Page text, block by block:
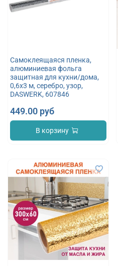
Самоклеящаяся пленка,
алюминиевая фольга
защитная для кухни/дома,
0,6х3 м, серебро, узор,
DASWERK, 607846
449.00 руб
В корзину